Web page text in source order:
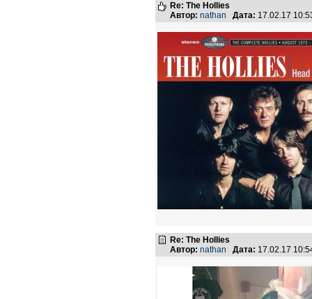
Re: The Hollies
Автор: nathan Дата: 17.02.17
Re: The Hollies
Автор: nathan Дата: 17.02.17